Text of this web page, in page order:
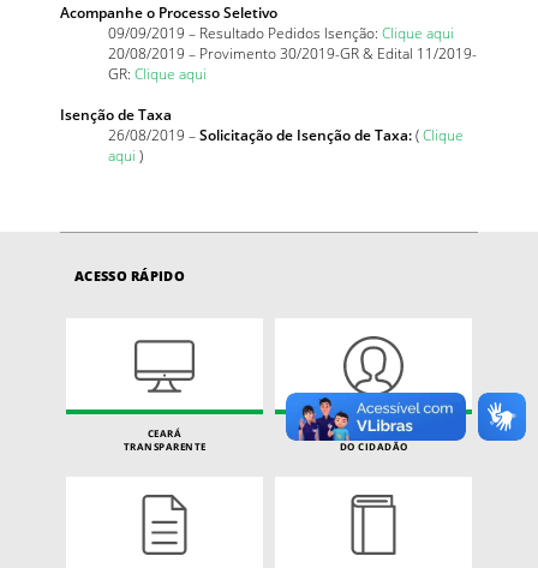
Acompanhe o Processo Seletivo
09/09/2019 – Resultado Pedidos Isenção: Clique aqui
20/08/2019 – Provimento 30/2019-GR & Edital 11/2019-
GR: Clique aqui
Isenção de Taxa
26/08/2019 –Solicitação de Isenção de Taxa:(Clique
aqui )
ACESSO RÁPIDO
CEARÁ
TRANSPARENTE
CARTA DE SERVIÇOS
DO CIDADÃO